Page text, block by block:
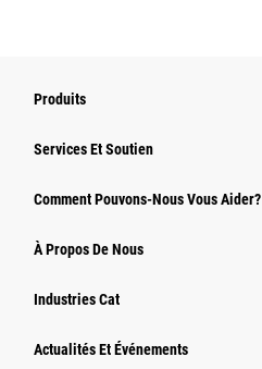
Produits
Services Et Soutien
Comment Pouvons-Nous Vous Aider?
À Propos De Nous
Industries Cat
Actualités Et Événements